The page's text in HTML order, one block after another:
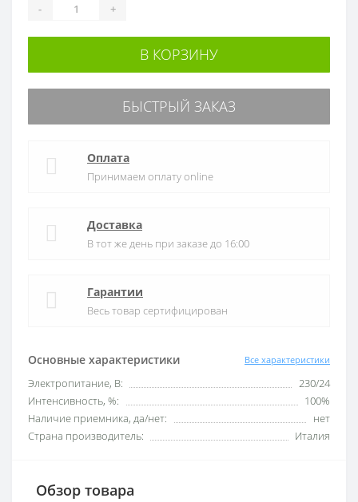
Основные характеристики Все характеристики
Электропитание, В:
230/24
Интенсивность, %:
100%
Наличие приемника, да/нет:
нет
Страна производитель:
Италия
- +
В КОРЗИНУ
БЫСТРЫЙ ЗАКАЗ
Оплата
Принимаем оплату online
Доставка
В тот же день при заказе до 16:00
Гарантии
Весь товар сертифицирован
Обзор товара